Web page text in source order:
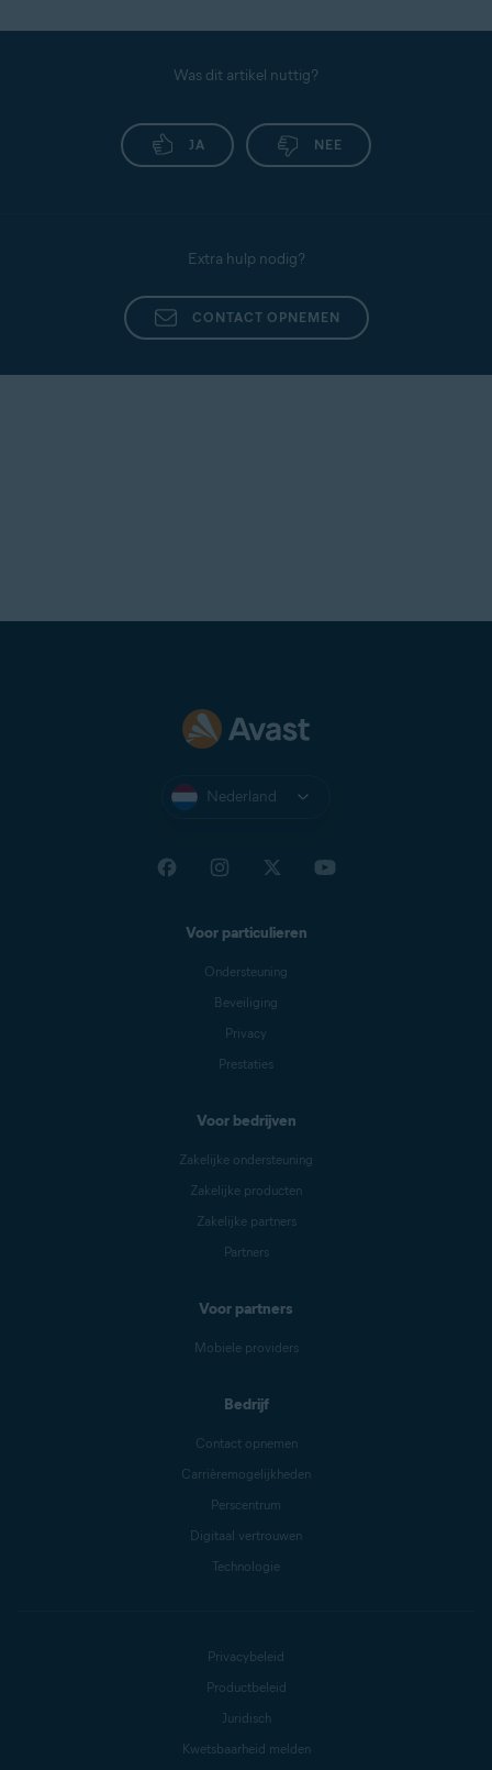
Was dit artikel nuttig?
JA NEE
Extra hulp nodig?
CONTACT OPNEMEN
Nederland
Voor particulieren
Ondersteuning
Beveiliging
Privacy
Prestaties
Voor bedrijven
Zakelijke ondersteuning
Zakelijke producten
Zakelijke partners
Partners
Voor partners
Mobiele providers
Bedrijf
Contact opnemen
Carrièremogelijkheden
Perscentrum
Digitaal vertrouwen
Technologie
Privacybeleid
Productbeleid
Juridisch
Kwetsbaarheid melden